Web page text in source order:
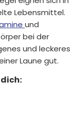
Lebensmittel.
und
bei der
und leckeres
Laune gut.